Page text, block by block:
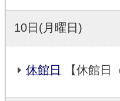
10日(月曜日)
休館日 【休館日